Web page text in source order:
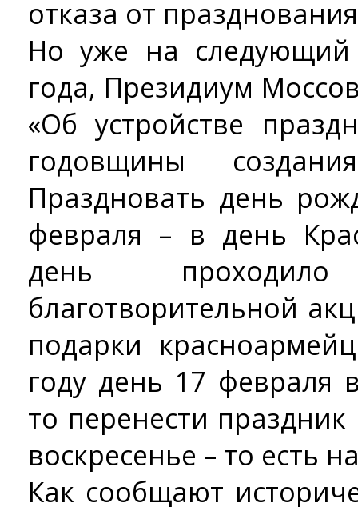
отказа от
Но уже на следующий
года, Президиум
«Об устройстве
годовщины
Праздновать день
февраля – в день
день
благотворительной
подарки
году день 17 февраля
то перенести
воскресенье – то есть
Как сообщают